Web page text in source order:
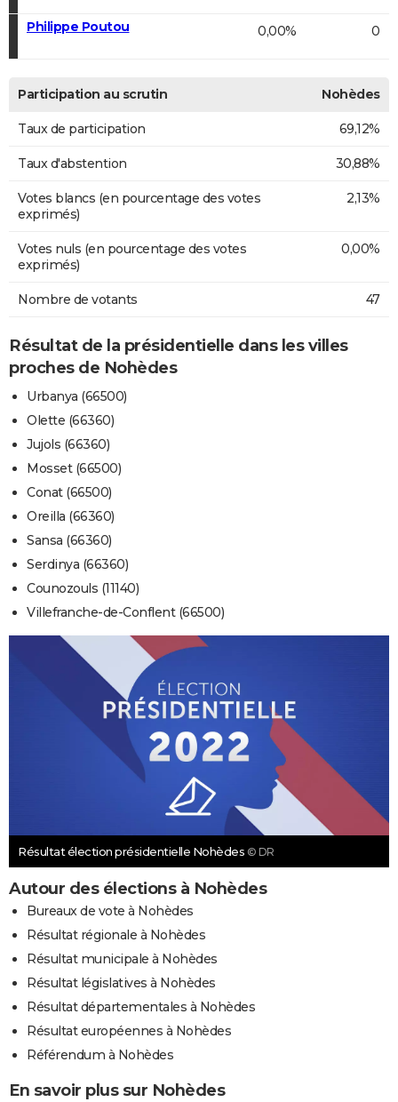
Philippe Poutou 0,00% 0
Participation au scrutin Nohèdes
Taux de participation 69,12%
Taux d'abstention 30,88%
Votes blancs (en pourcentage des votes
exprimés)
2,13%
Votes nuls (en pourcentage des votes
exprimés)
0,00%
Nombre de votants 47
Résultat de la présidentielle dans les villes
proches de Nohèdes
Urbanya (66500)
Olette (66360)
Jujols (66360)
Mosset (66500)
Conat (66500)
Oreilla (66360)
Sansa (66360)
Serdinya (66360)
Counozouls (11140)
Villefranche-de-Conflent (66500)
Résultat élection présidentielle Nohèdes © DR
Autour des élections à Nohèdes
Bureaux de vote à Nohèdes
Résultat régionale à Nohèdes
Résultat municipale à Nohèdes
Résultat législatives à Nohèdes
Résultat départementales à Nohèdes
Résultat européennes à Nohèdes
Référendum à Nohèdes
En savoir plus sur Nohèdes